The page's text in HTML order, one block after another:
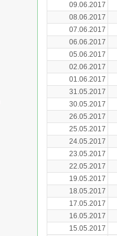
09.06.2017
08.06.2017
07.06.2017
06.06.2017
05.06.2017
02.06.2017
01.06.2017
31.05.2017
30.05.2017
26.05.2017
25.05.2017
24.05.2017
23.05.2017
22.05.2017
19.05.2017
18.05.2017
17.05.2017
16.05.2017
15.05.2017